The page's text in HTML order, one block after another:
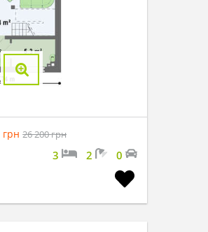
грн 26 200грн
3 2 0